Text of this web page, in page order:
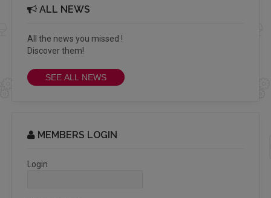
ALL NEWS
All the news you missed !
Discover them!
SEE ALL NEWS
MEMBERS LOGIN
Login